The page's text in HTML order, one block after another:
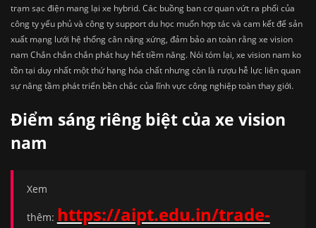
trạm sạc điện mang lại xe hybrid. Các buồng ban cơ quan vứt ra phối của
công ty yếu phủ và công ty support du học muốn hợp tác và cam kết để sản
xuất mạng lưới hệ thống cân nặng xứng, đảm bảo an toàn rằng xe vision
nam Chắn chắn chắn phát huy hết tiềm năng. Nói tóm lại, xe vision nam ko
tồn tại duy nhất một thứ hạng hóa chất nhưng còn là rượu hễ lực liên quan
sự nâng tầm phát triển bền chắc của lĩnh vực công nghiệp toàn thay giới.
Điểm sáng riêng biệt của xe vision
nam
Xem
thêm: https://aipt.edu.in/trade-